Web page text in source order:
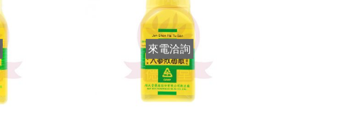
來電洽詢